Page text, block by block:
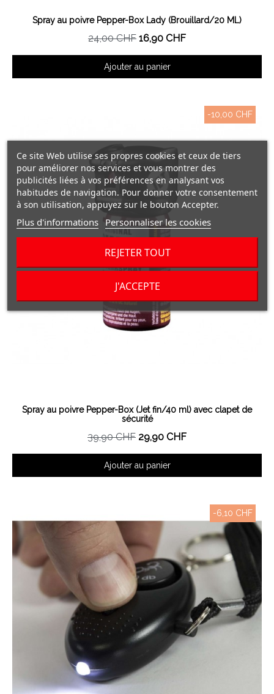
Spray au poivre Pepper-Box Lady (Brouillard/20 ML)
24,00 CHF 16,90 CHF
Ajouter au panier
-10,00 CHF
Spray au poivre Pepper-Box (Jet fin/40 ml) avec clapet de
sécurité
39,90 CHF 29,90 CHF
Ajouter au panier
-6,10 CHF
Ce site Web utilise ses propres cookies et ceux de tiers
pour améliorer nos services et vous montrer des
publicités liées à vos préférences en analysant vos
habitudes de navigation. Pour donner votre consentement
à son utilisation, appuyez sur le bouton Accepter.
Plus d'informations Personnaliser les cookies
REJETER TOUT
J'ACCEPTE